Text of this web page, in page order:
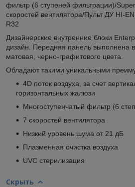
фильтр (6 ступеней фильтрации)/
скоростей вентилятора/Пульт ДУ HI-
R32
Дизайнерские внутренние блоки
дизайн. Передняя панель выполнена
матовая, черно-графитового цвета.
Обладают такими уникальными
4D поток воздуха, за счет
горизонтальных жалюзи
Многоступенчатый фильтр (6
7 скоростей вентилятора
Низкий уровень шума от 21 дБ
Плазменная очистка воздуха
UVC стерилизация
Скрыть